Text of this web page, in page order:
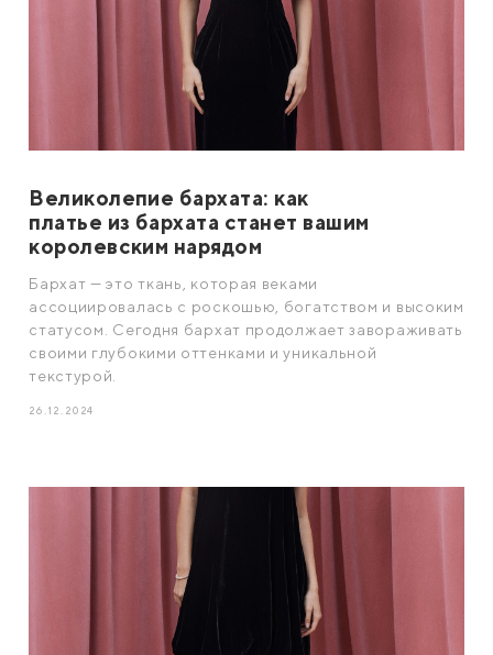
Великолепие бархата: как
платье из бархата станет вашим
королевским нарядом
Бархат — это ткань, которая веками
ассоциировалась с роскошью, богатством и высоким
статусом. Сегодня бархат продолжает завораживать
своими глубокими оттенками и уникальной
текстурой.
26.12.2024